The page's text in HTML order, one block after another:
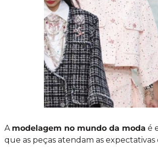
A modelagem no mundo da moda é
que as peças atendam as